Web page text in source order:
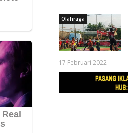
Olahraga
17 Februari 2022